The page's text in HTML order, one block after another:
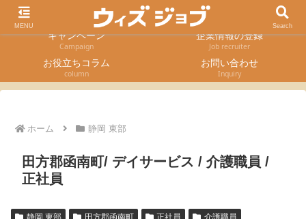
Job Search
採用エントリー
キャンペーン
Campaign
企業情報の登録
Job recruiter
お役立ちコラム
column
お問い合わせ
Inquiry
ホーム 静岡 東部
田方郡函南町/ デイサービス / 介護職員 /
正社員
静岡 東部 田方郡函南町 正社員
介護職員
MENU Search